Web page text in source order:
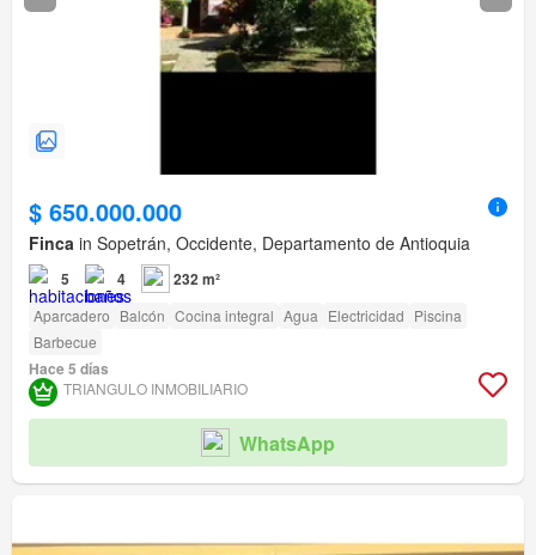
$ 650.000.000
Finca in Sopetrán, Occidente, Departamento de Antioquia
5 4 232 m²
Aparcadero Balcón Cocina integral Agua Electricidad Piscina
Barbecue
Hace 5 días
TRIANGULO INMOBILIARIO
WhatsApp